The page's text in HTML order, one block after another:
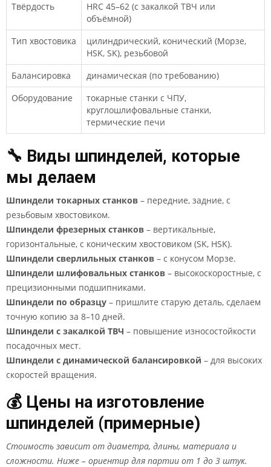
Твёрдость
HRC 45–62 (с закалкой ТВЧ или
объёмной)
Тип хвостовика
цилиндрический, конический (Морзе,
HSK, SK), резьбовой
Балансировка
динамическая (по требованию)
Оборудование
токарные станки с ЧПУ,
круглошлифовальные станки,
термические печи
🔧 Виды шпинделей, которые
мы делаем
Шпиндели токарных станков – передние, задние, с
резьбовым хвостовиком.
Шпиндели фрезерных станков – вертикальные,
горизонтальные, с коническим хвостовиком (SK, HSK).
Шпиндели сверлильных станков – с конусом Морзе.
Шпиндели шлифовальных станков – высокоскоростные, с
прецизионными подшипниками.
Шпиндели по образцу – пришлите старую деталь, сделаем
точную копию за 8–10 дней.
Шпиндели с закалкой ТВЧ – повышение износостойкости
посадочных мест.
Шпиндели с динамической балансировкой – для высоких
скоростей вращения.
💰 Цены на изготовление
шпинделей (примерные)
Стоимость зависит от диаметра, длины, материала и
сложности. Ниже – ориентир для партии от 1 до 3 штук.